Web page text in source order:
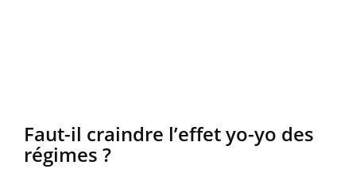
Faut-il craindre l’effet yo-yo des
régimes ?